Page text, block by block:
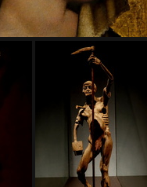
EZS6257